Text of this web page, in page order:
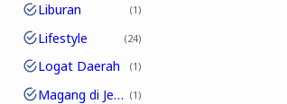
Liburan 1
Lifestyle 24
Logat Daerah 1
Magang di Jepang 1